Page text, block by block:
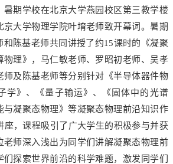
暑期学校在北京大学燕园校区第三教学楼
京大学物理学院叶堉老师致开幕词。暑期
和陈基老师共同讲授了约15课时的《凝聚
物理》，马仁敏老师、罗昭初老师、吴孝
师及陈基老师等分别针对《半导体器件物
学》、《量子输运》、《固体中的光谱
与凝聚态物理》等凝聚态物理前沿知识作
座，课程吸引了广大学生的积极参与并获
老师深入浅出为同学们讲解凝聚态物理前
探索世界前沿的科学难题，激发同学们